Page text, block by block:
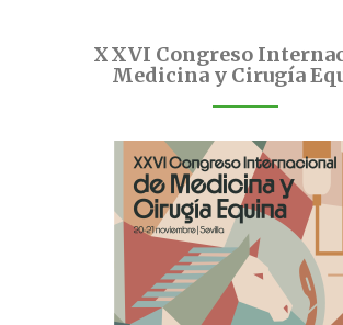
XXVI Congreso
Medicina y Cirugía